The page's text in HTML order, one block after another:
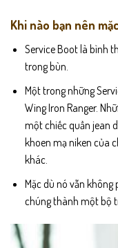
Khi nào bạn nên
Service Boot là bình
trong bùn.
Một trong những
Wing Iron Ranger.
một chiếc quần jean
khoen mạ niken của
khác.
Mặc dù nó vẫn
chúng thành một bộ